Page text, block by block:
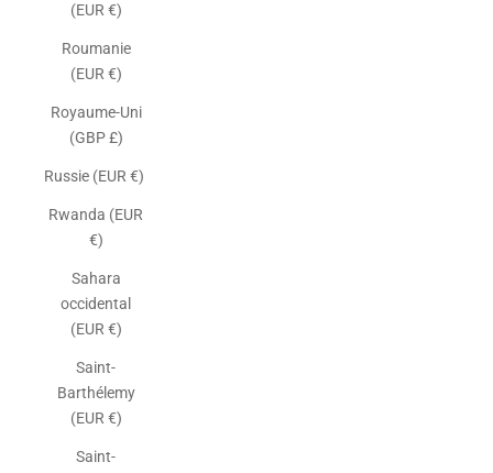
(EUR €)
Roumanie
(EUR €)
Royaume-Uni
(GBP £)
Russie (EUR €)
Rwanda (EUR
€)
Sahara
occidental
(EUR €)
Saint-
Barthélemy
(EUR €)
Saint-